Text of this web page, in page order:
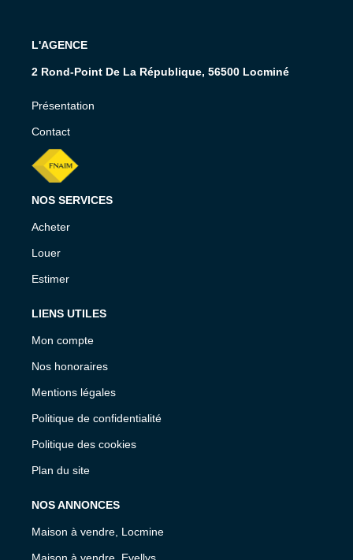
L'AGENCE
2 Rond-Point De La République, 56500 Locminé
Présentation
Contact
NOS SERVICES
Acheter
Louer
Estimer
LIENS UTILES
Mon compte
Nos honoraires
Mentions légales
Politique de confidentialité
Politique des cookies
Plan du site
NOS ANNONCES
Maison à vendre, Locmine